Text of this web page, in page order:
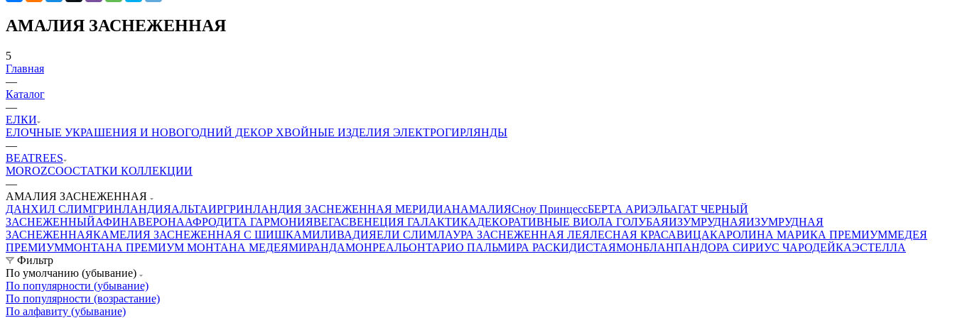
АМАЛИЯ ЗАСНЕЖЕННАЯ
5
Главная
—
Каталог
—
ЕЛКИ
ЕЛОЧНЫЕ УКРАШЕНИЯ И НОВОГОДНИЙ ДЕКОР ХВОЙНЫЕ ИЗДЕЛИЯ ЭЛЕКТРОГИРЛЯНДЫ
—
BEATREES
MOROZCOОСТАТКИ КОЛЛЕКЦИИ
—
АМАЛИЯ ЗАСНЕЖЕННАЯ
ДАНХИЛ СЛИМГРИНЛАНДИЯАЛЬТАИРГРИНЛАНДИЯ ЗАСНЕЖЕННАЯ МЕРИДИАНАМАЛИЯСноу ПринцессБЕРТА АРИЭЛЬАГАТ ЧЕРНЫЙ
ЗАСНЕЖЕННЫЙАФИНАВЕРОНААФРОДИТА ГАРМОНИЯВЕГАСВЕНЕЦИЯ ГАЛАКТИКАДЕКОРАТИВНЫЕ ВИОЛА ГОЛУБАЯИЗУМРУДНАЯИЗУМРУДНАЯ
ЗАСНЕЖЕННАЯКАМЕЛИЯ ЗАСНЕЖЕННАЯ С ШИШКАМИЛИВАДИЯЕЛИ СЛИМЛАУРА ЗАСНЕЖЕННАЯ ЛЕЯЛЕСНАЯ КРАСАВИЦАКАРОЛИНА МАРИКА ПРЕМИУММЕДЕЯ
ПРЕМИУММОНТАНА ПРЕМИУМ МОНТАНА МЕДЕЯМИРАНДАМОНРЕАЛЬОНТАРИО ПАЛЬМИРА РАСКИДИСТАЯМОНБЛАНПАНДОРА СИРИУС ЧАРОДЕЙКАЭСТЕЛЛА
Фильтр
По умолчанию (убывание)
По популярности (убывание)
По популярности (возрастание)
По алфавиту (убывание)